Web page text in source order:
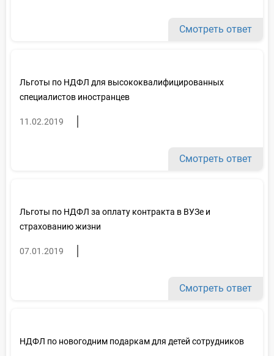
Смотреть ответ
Льготы по НДФЛ для высококвалифицированных
специалистов иностранцев
11.02.2019
Смотреть ответ
Льготы по НДФЛ за оплату контракта в ВУЗе и
страхованию жизни
07.01.2019
Смотреть ответ
НДФЛ по новогодним подаркам для детей сотрудников